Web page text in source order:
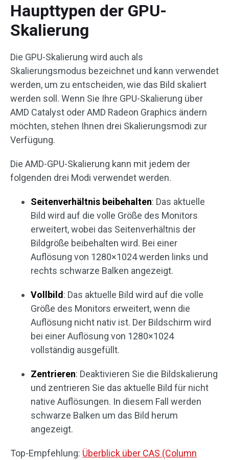
Haupttypen der GPU-
Skalierung
Die GPU-Skalierung wird auch als
Skalierungsmodus bezeichnet und kann verwendet
werden, um zu entscheiden, wie das Bild skaliert
werden soll. Wenn Sie Ihre GPU-Skalierung über
AMD Catalyst oder AMD Radeon Graphics ändern
möchten, stehen Ihnen drei Skalierungsmodi zur
Verfügung.
Die AMD-GPU-Skalierung kann mit jedem der
folgenden drei Modi verwendet werden.
Seitenverhältnis beibehalten: Das aktuelle
Bild wird auf die volle Größe des Monitors
erweitert, wobei das Seitenverhältnis der
Bildgröße beibehalten wird. Bei einer
Auflösung von 1280×1024 werden links und
rechts schwarze Balken angezeigt.
Vollbild : Das aktuelle Bild wird auf die volle
Größe des Monitors erweitert, wenn die
Auflösung nicht nativ ist. Der Bildschirm wird
bei einer Auflösung von 1280×1024
vollständig ausgefüllt.
Zentrieren: Deaktivieren Sie die Bildskalierung
und zentrieren Sie das aktuelle Bild für nicht
native Auflösungen. In diesem Fall werden
schwarze Balken um das Bild herum
angezeigt.
Top-Empfehlung: Überblick über CAS (Column